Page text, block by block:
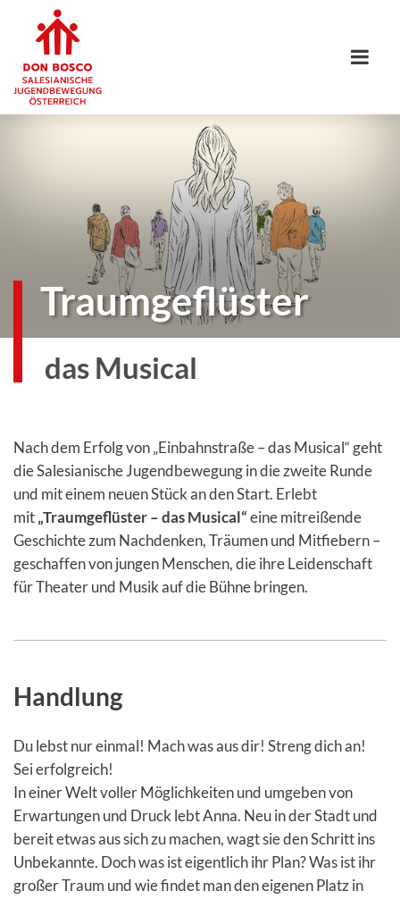
Traumgeflüster
das Musical
Nach dem Erfolg von „Einbahnstraße – das Musical“ geht
die Salesianische Jugendbewegung in die zweite Runde
und mit einem neuen Stück an den Start. Erlebt
mit „Traumgeflüster – das Musical“ eine mitreißende
Geschichte zum Nachdenken, Träumen und Mitfiebern –
geschaffen von jungen Menschen, die ihre Leidenschaft
für Theater und Musik auf die Bühne bringen.
Handlung
Du lebst nur einmal! Mach was aus dir! Streng dich an!
Sei erfolgreich!
In einer Welt voller Möglichkeiten und umgeben von
Erwartungen und Druck lebt Anna. Neu in der Stadt und
bereit etwas aus sich zu machen, wagt sie den Schritt ins
Unbekannte. Doch was ist eigentlich ihr Plan? Was ist ihr
großer Traum und wie findet man den eigenen Platz in